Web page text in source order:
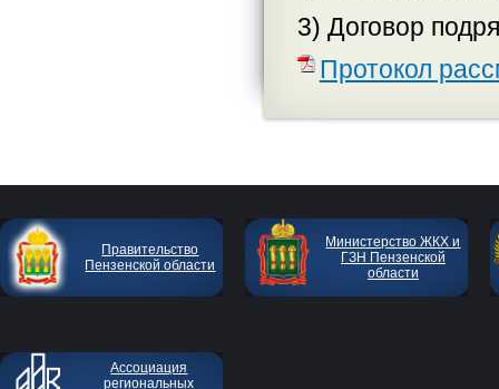
3) Договор
Протокол
Правительство
Пензенской области
Министерство ЖКХ и
ГЗН Пензенской
области
Ассоциация
региональных